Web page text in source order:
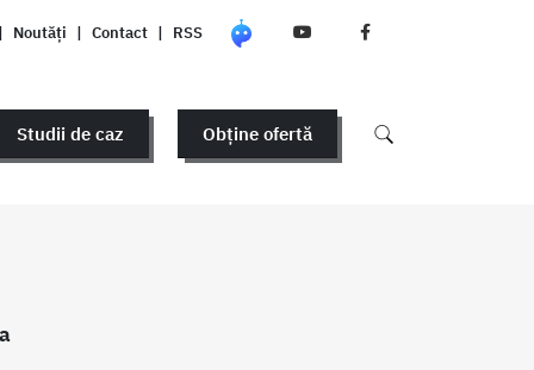
Noutăți | Contact | RSS
Studii de caz Obține ofertă